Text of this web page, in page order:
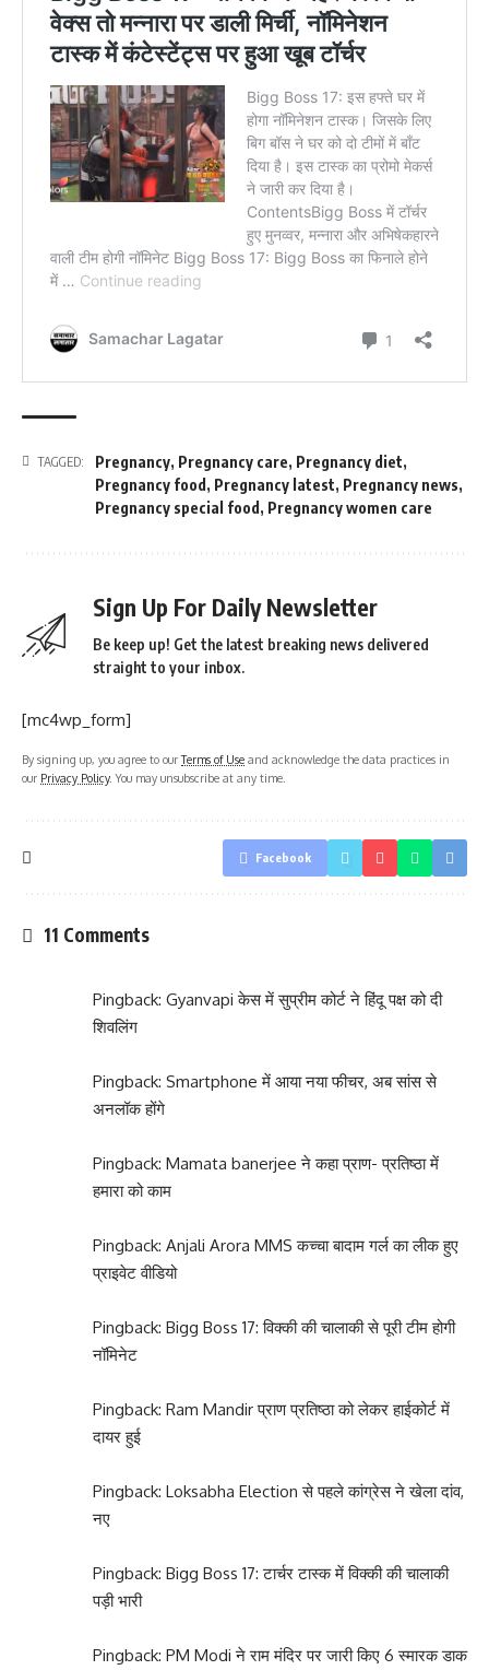
TAGGED: Pregnancy, Pregnancy care, Pregnancy diet,
Pregnancy food , Pregnancy latest, Pregnancy news,
Pregnancy special food , Pregnancy women care
Sign Up For Daily Newsletter
Be keep up! Get the latest breaking news delivered
straight to your inbox.
[mc4wp_form]
By signing up, you agree to ourTerms of Use and acknowledge the data practices in
our Privacy Policy. You may unsubscribe at any time.
Facebook
11 Comments
Pingback: Gyanvapi केस में सुप्रीम कोर्ट ने हिंदू पक्ष को दी
शिवलिंग
Pingback: Smartphone में आया नया फीचर, अब सांस से
अनलॉक होंगे
Pingback: Mamata banerjee ने कहा प्राण- प्रतिष्ठा में
हमारा को काम
Pingback: Anjali Arora MMS कच्चा बादाम गर्ल का लीक हुए
प्राइवेट वीडियो
Pingback: Bigg Boss 17: विक्की की चालाकी से पूरी टीम होगी
नॉमिनेट
Pingback: Ram Mandir प्राण प्रतिष्ठा को लेकर हाईकोर्ट में
दायर हुई
Pingback: Loksabha Election से पहले कांग्रेस ने खेला दांव,
नए
Pingback: Bigg Boss 17: टार्चर टास्क में विक्की की चालाकी
पड़ी भारी
Pingback: PM Modi ने राम मंदिर पर जारी किए 6 स्मारक डाक